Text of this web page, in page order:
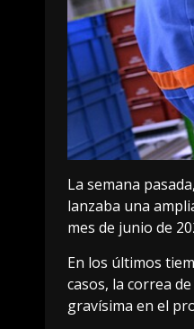
La semana
lanzaba una
mes de junio de
En los últimos
casos, la correa
gravísima en el